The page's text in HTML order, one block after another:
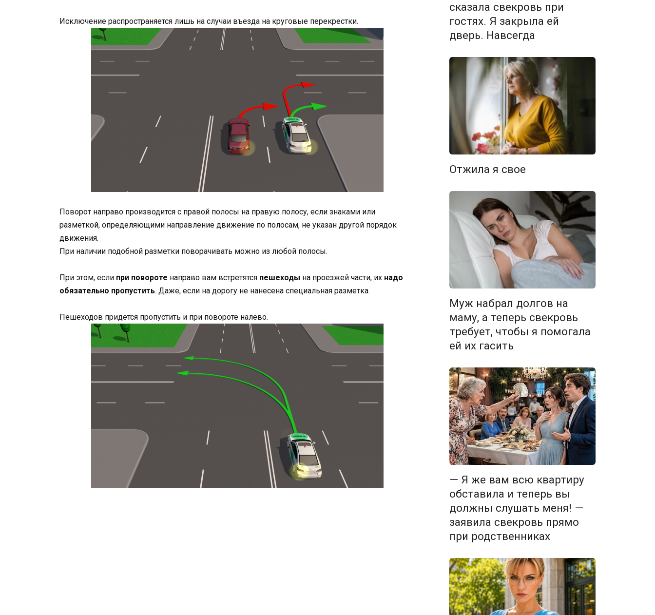
Исключение распространяется лишь на случаи въезда на круговые перекрестки.
Поворот направо производится с правой полосы на правую полосу, если знаками или
разметкой, определяющими направление движение по полосам, не указан другой порядок
движения.
При наличии подобной разметки поворачивать можно из любой полосы.
При этом, если при повороте направо вам встретятся пешеходы на проезжей части, их надо
обязательно пропустить. Даже, если на дорогу не нанесена специальная разметка.
Пешеходов придется пропустить и при повороте налево.
сказала свекровь при
гостях. Я закрыла ей
дверь. Навсегда
Отжила я свое
Муж набрал долгов на
маму, а теперь свекровь
требует, чтобы я помогала
ей их гасить
— Я же вам всю квартиру
обставила и теперь вы
должны слушать меня! —
заявила свекровь прямо
при родственниках